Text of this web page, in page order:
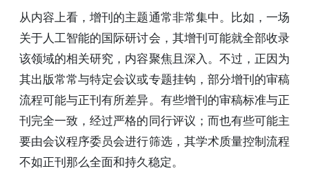
从内容上看，增刊的主题通常非常集中。比如，一场
关于人工智能的国际研讨会，其增刊可能就全部收录
该领域的相关研究，内容聚焦且深入。不过，正因为
其出版常常与特定会议或专题挂钩，部分增刊的审稿
流程可能与正刊有所差异。有些增刊的审稿标准与正
刊完全一致，经过严格的同行评议；而也有些可能主
要由会议程序委员会进行筛选，其学术质量控制流程
不如正刊那么全面和持久稳定。